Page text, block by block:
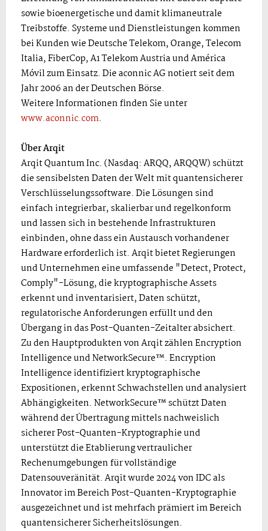
sowie bioenergetische und damit klimaneutrale
Treibstoffe. Systeme und Dienstleistungen kommen
bei Kunden wie Deutsche Telekom, Orange, Telecom
Italia, FiberCop, A1 Telekom Austria und América
Móvil zum Einsatz. Die aconnic AG notiert seit dem
Jahr 2006 an der Deutschen Börse.
Weitere Informationen finden Sie unter
www.aconnic.com.
Über Arqit
Arqit Quantum Inc. (Nasdaq: ARQQ, ARQQW) schützt
die sensibelsten Daten der Welt mit quantensicherer
Verschlüsselungssoftware. Die Lösungen sind
einfach integrierbar, skalierbar und regelkonform
und lassen sich in bestehende Infrastrukturen
einbinden, ohne dass ein Austausch vorhandener
Hardware erforderlich ist. Arqit bietet Regierungen
und Unternehmen eine umfassende "Detect, Protect,
Comply"-Lösung, die kryptographische Assets
erkennt und inventarisiert, Daten schützt,
regulatorische Anforderungen erfüllt und den
Übergang in das Post-Quanten-Zeitalter absichert.
Zu den Hauptprodukten von Arqit zählen Encryption
Intelligence und NetworkSecure™. Encryption
Intelligence identifiziert kryptographische
Expositionen, erkennt Schwachstellen und analysiert
Abhängigkeiten. NetworkSecure™ schützt Daten
während der Übertragung mittels nachweislich
sicherer Post-Quanten-Kryptographie und
unterstützt die Etablierung vertraulicher
Rechenumgebungen für vollständige
Datensouveränität. Arqit wurde 2024 von IDC als
Innovator im Bereich Post-Quanten-Kryptographie
ausgezeichnet und ist mehrfach prämiert im Bereich
quantensicherer Sicherheitslösungen.